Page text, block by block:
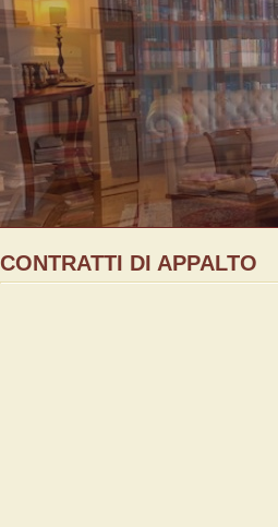
CONTRATTI DI APPALTO